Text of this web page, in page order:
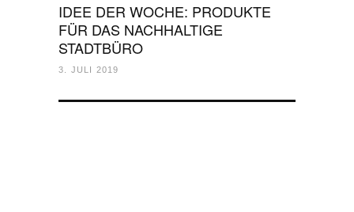
IDEE DER WOCHE: PRODUKTE
FÜR DAS NACHHALTIGE
STADTBÜRO
3. JULI 2019